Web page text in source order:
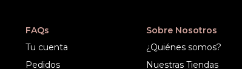
FAQs
Tu cuenta
Pedidos
Sobre Nosotros
¿Quiénes somos?
Nuestras Tiendas